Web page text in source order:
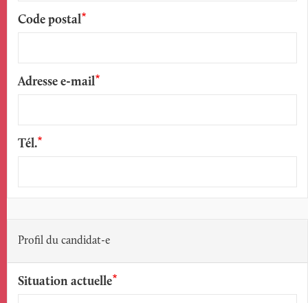
Code postal
Adresse e-mail
Tél.
Profil du candidat-e
Situation actuelle